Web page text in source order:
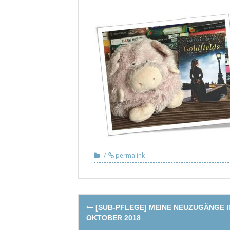
permalink
Post
navigation
[SUB-PFLEGE] MEINE NEUZUGÄNGE
OKTOBER 2018